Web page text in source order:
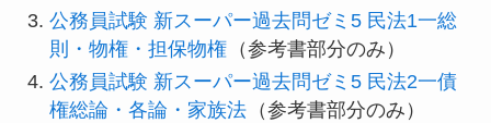
公務員試験 新スーパー過去問ゼミ5 民法1一総
則・物権・担保物権 （参考書部分のみ）
公務員試験 新スーパー過去問ゼミ5 民法2一債
権総論・各論・家族法 （参考書部分のみ）